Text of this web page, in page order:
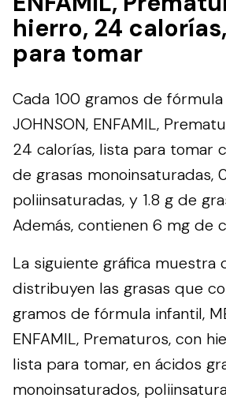
hierro, 24
para tomar
Cada 100 gramos de fórmula
JOHNSON, ENFAMIL,
24 calorías, lista para tomar
de grasas monoinsaturadas,
poliinsaturadas, y 1.8 g de
Además, contienen 6 mg de
La siguiente gráfica muestra
distribuyen las grasas que
gramos de fórmula infantil,
ENFAMIL, Prematuros, con
lista para tomar, en ácidos
monoinsaturados,